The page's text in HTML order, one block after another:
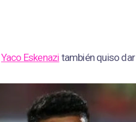
Yaco Eskenazi también quiso dar